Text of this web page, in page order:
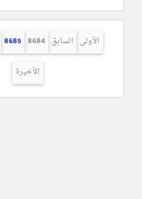
الأولى السابق 8684
8685
الأخيرة